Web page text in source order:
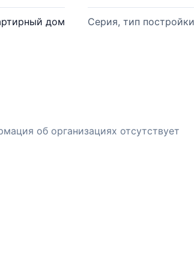
дом Серия, тип
об организациях отсутствует